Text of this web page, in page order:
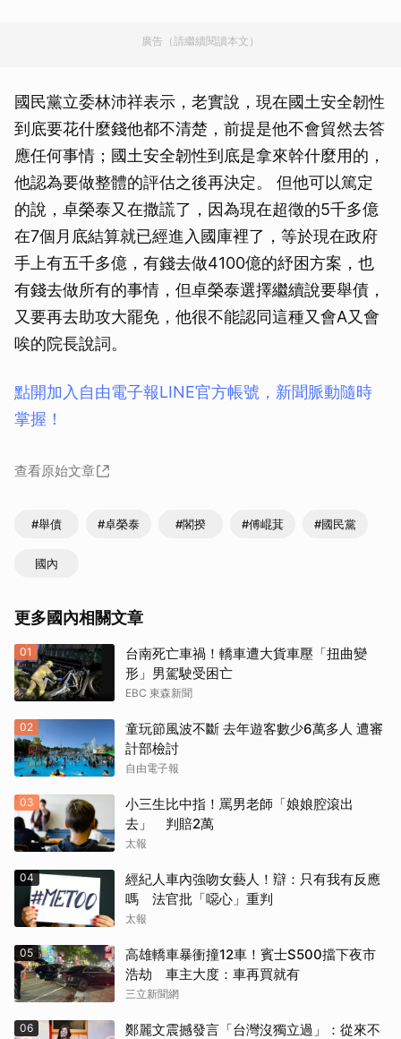
廣告（請繼續閱讀本文）
國民黨立委林沛祥表示，老實說，現在國土安全韌性
到底要花什麼錢他都不清楚，前提是他不會貿然去答
應任何事情；國土安全韌性到底是拿來幹什麼用的，
他認為要做整體的評估之後再決定。 但他可以篤定
的說，卓榮泰又在撒謊了，因為現在超徵的5千多億
在7個月底結算就已經進入國庫裡了，等於現在政府
手上有五千多億，有錢去做4100億的紓困方案，也
有錢去做所有的事情，但卓榮泰選擇繼續說要舉債，
又要再去助攻大罷免，他很不能認同這種又會A又會
唉的院長說詞。
點開加入自由電子報LINE官方帳號，新聞脈動隨時
掌握！
查看原始文章
#舉債 #卓榮泰 #閣揆 #傅崐萁 #國民黨
國內
更多國內相關文章
01
台南死亡車禍！轎車遭大貨車壓「扭曲變
形」男駕駛受困亡
EBC 東森新聞
02
童玩節風波不斷 去年遊客數少6萬多人 遭審
計部檢討
自由電子報
03
小三生比中指！罵男老師「娘娘腔滾出
去」 判賠2萬
太報
04
經紀人車內強吻女藝人！辯：只有我有反應
嗎 法官批「噁心」重判
太報
05
高雄轎車暴衝撞12車！賓士S500擋下夜市
浩劫 車主大度：車再買就有
三立新聞網
06 鄭麗文震撼發言「台灣沒獨立過」：從來不